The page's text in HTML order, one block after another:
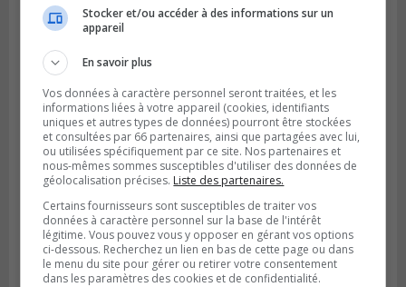
Stocker et/ou accéder à des informations sur un
appareil
En savoir plus
Vos données à caractère personnel seront traitées, et les
informations liées à votre appareil (cookies, identifiants
uniques et autres types de données) pourront être stockées
et consultées par 66 partenaires, ainsi que partagées avec lui,
ou utilisées spécifiquement par ce site. Nos partenaires et
nous-mêmes sommes susceptibles d'utiliser des données de
géolocalisation précises. Liste des partenaires.
Certains fournisseurs sont susceptibles de traiter vos
données à caractère personnel sur la base de l'intérêt
légitime. Vous pouvez vous y opposer en gérant vos options
ci-dessous. Recherchez un lien en bas de cette page ou dans
le menu du site pour gérer ou retirer votre consentement
dans les paramètres des cookies et de confidentialité.